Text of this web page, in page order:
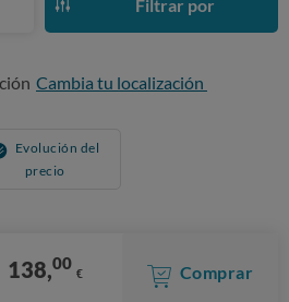
Filtrar por
Cambia tu localización
Evolución del
precio
138,00 € Comprar